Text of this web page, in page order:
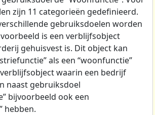
zijn 11 categorieën gedefinieerd.
gebruiksdoelen worden
is een verblijfsobject
gehuisvest is. Dit object kan
als een “woonfunctie”
waarin een bedrijf
naast gebruiksdoel
bijvoorbeeld ook een
hebben.